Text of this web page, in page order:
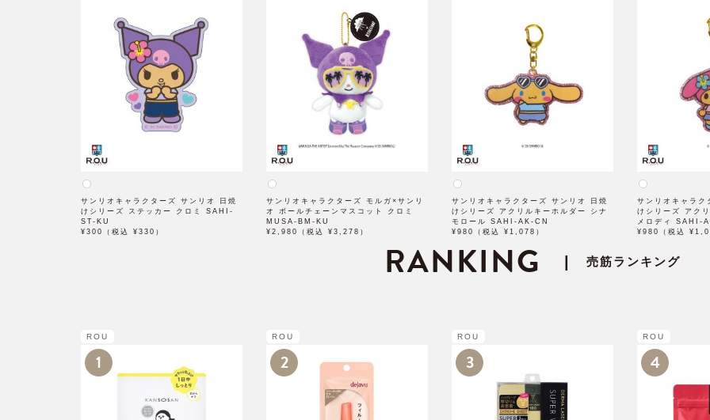
サンリオキャラクターズ サンリオ 日焼
けシリーズ ステッカー クロミ SAHI-
ST-KU
¥300（税込 ¥330）
サンリオキャラクターズ モルガ×サンリ
オ ボールチェーンマスコット クロミ
MUSA-BM-KU
¥2,980（税込 ¥3,278）
サンリオキャラクターズ サンリオ 日焼
けシリーズ アクリルキーホルダー シナ
モロール SAHI-AK-CN
¥980（税込 ¥1,078）
サンリオキャラ
けシリーズ アク
メロディ SAHI-
¥980（税込
RANKING 売筋ランキング
ROU
1
ROU
2
ROU
3
ROU
4